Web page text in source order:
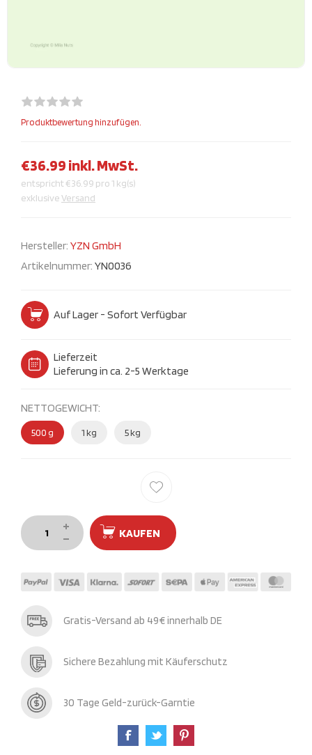
Produktbewertung hinzufügen.
€36.99 inkl. MwSt.
entspricht €36.99 pro 1 kg(s)
exklusiveVersand
Hersteller: YZN GmbH
Artikelnummer: YN0036
Auf Lager - Sofort Verfügbar
Lieferzeit
Lieferung in ca. 2-5 Werktage
NETTOGEWICHT:
500 g 1 kg 5 kg
KAUFEN
Gratis-Versand ab 49€ innerhalb DE
Sichere Bezahlung mit Käuferschutz
30 Tage Geld-zurück-Garntie